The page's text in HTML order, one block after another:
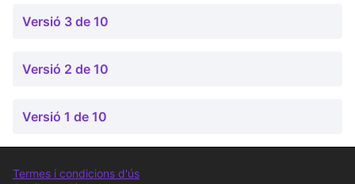
Versió 3 de 10
Versió 2 de 10
Versió 1 de 10
Termes i condicions d'ús